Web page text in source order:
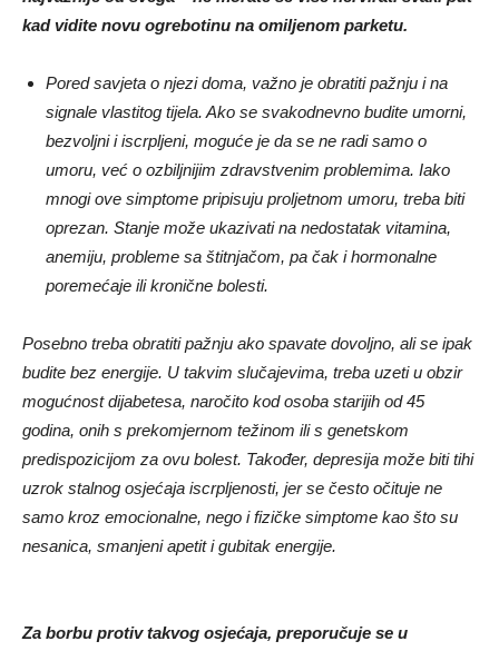
kad vidite novu ogrebotinu na omiljenom parketu.
Pored savjeta o njezi doma, važno je obratiti pažnju i na
signale vlastitog tijela. Ako se svakodnevno budite umorni,
bezvoljni i iscrpljeni, moguće je da se ne radi samo o
umoru, već o ozbiljnijim zdravstvenim problemima. Iako
mnogi ove simptome pripisuju proljetnom umoru, treba biti
oprezan. Stanje može ukazivati na nedostatak vitamina,
anemiju, probleme sa štitnjačom, pa čak i hormonalne
poremećaje ili kronične bolesti.
Posebno treba obratiti pažnju ako spavate dovoljno, ali se ipak
budite bez energije. U takvim slučajevima, treba uzeti u obzir
mogućnost dijabetesa, naročito kod osoba starijih od 45
godina, onih s prekomjernom težinom ili s genetskom
predispozicijom za ovu bolest. Također, depresija može biti tihi
uzrok stalnog osjećaja iscrpljenosti, jer se često očituje ne
samo kroz emocionalne, nego i fizičke simptome kao što su
nesanica, smanjeni apetit i gubitak energije.
Za borbu protiv takvog osjećaja, preporučuje se u